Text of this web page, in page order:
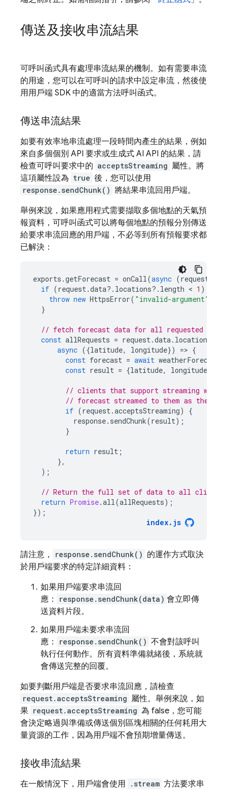
傳送及接收串流結果
可呼叫函式具有處理串流結果的機制。如有需要串流
的用途，您可以在可呼叫的請求中設定串流，然後使
用用戶端 SDK 中的適當方法呼叫函式。
傳送串流結果
如要有效率地串流處理一段時間內產生的結果，例如
來自多個個別 API 要求或生成式 AI API 的結果，請
檢查可呼叫要求中的 acceptsStreaming 屬性。將
這項屬性設為 true 後，您可以使用
response.sendChunk() 將結果串流回用戶端。
舉例來說，如果應用程式需要擷取多個地點的天氣預
報資料，可呼叫函式可以將每個地點的預報分別傳送
給要求串流回應的用戶端，不必等到所有預報要求都
已解決：
exports .getForecast = onCall(async (request
if (request.data? . locations? . length < 1 )
throw new HttpsError( "invalid-argument"
}
// fetch forecast data for all requested
const allRequests = request.data. locations
async ({latitude, longitude}) => {
const forecast = await
const result = {latitude, longitude
// clients that support streaming will
// forecast streamed to them as they
if (request.acceptsStreaming)
{
response. sendChunk(result);
}
return result ;
},
);
// Return the full set of data to all clients
return Promise.all(allRequests);
});
index. js
請注意， response.sendChunk() 的運作方式取決
於用戶端要求的特定詳細資料：
如果用戶端要求串流回
應：
response.sendChunk(data) 會立即傳
送資料片段。
如果用戶端未要求串流回
應：
response.sendChunk() 不會對該呼叫
執行任何動作。所有資料準備就緒後，系統就
會傳送完整的回覆。
如要判斷用戶端是否要求串流回應，請檢查
request.acceptsStreaming 屬性。舉例來說，如
果 request.acceptsStreaming 為 false，您可能
會決定略過與準備或傳送個別區塊相關的任何耗用大
量資源的工作，因為用戶端不會預期增量傳送。
接收串流結果
在一般情況下，用戶端會使用 .stream 方法要求串